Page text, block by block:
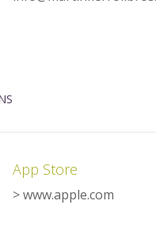
App Store
> www.apple.com